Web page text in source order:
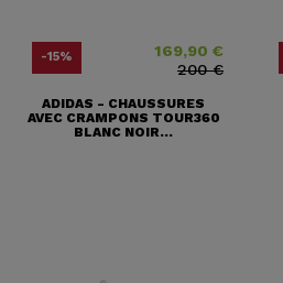
-15% 169,90 €
Prix ​​habituel
200 €
ADIDAS - CHAUSSURES
AVEC CRAMPONS TOUR360
BLANC NOIR...